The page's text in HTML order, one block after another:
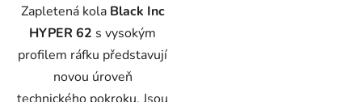
Zapletená kola Black Inc
HYPER 62 s vysokým
profilem ráfku představují
novou úroveň